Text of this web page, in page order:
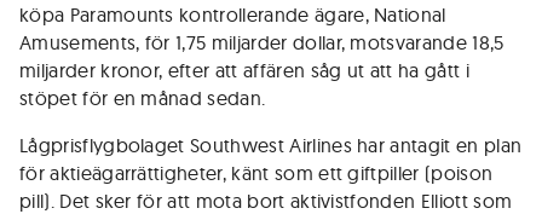
köpa Paramounts kontrollerande ägare, National
Amusements, för 1,75 miljarder dollar, motsvarande 18,5
miljarder kronor, efter att affären såg ut att ha gått i
stöpet för en månad sedan.
Lågprisflygbolaget Southwest Airlines har antagit en plan
för aktieägarrättigheter, känt som ett giftpiller (poison
pill). Det sker för att mota bort aktivistfonden Elliott som